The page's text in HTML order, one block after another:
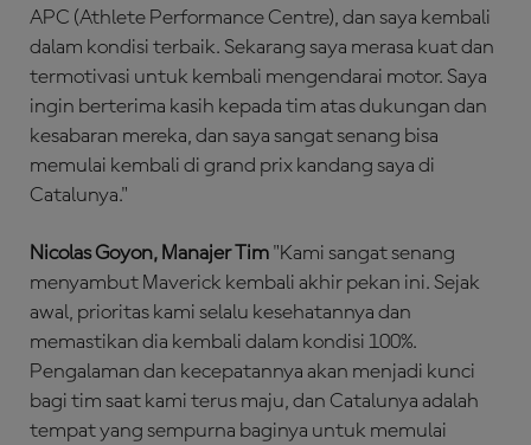
APC (Athlete Performance Centre), dan saya kembali
dalam kondisi terbaik. Sekarang saya merasa kuat dan
termotivasi untuk kembali mengendarai motor. Saya
ingin berterima kasih kepada tim atas dukungan dan
kesabaran mereka, dan saya sangat senang bisa
memulai kembali di grand prix kandang saya di
Catalunya."
Nicolas Goyon, Manajer Tim "Kami sangat senang
menyambut Maverick kembali akhir pekan ini. Sejak
awal, prioritas kami selalu kesehatannya dan
memastikan dia kembali dalam kondisi 100%.
Pengalaman dan kecepatannya akan menjadi kunci
bagi tim saat kami terus maju, dan Catalunya adalah
tempat yang sempurna baginya untuk memulai